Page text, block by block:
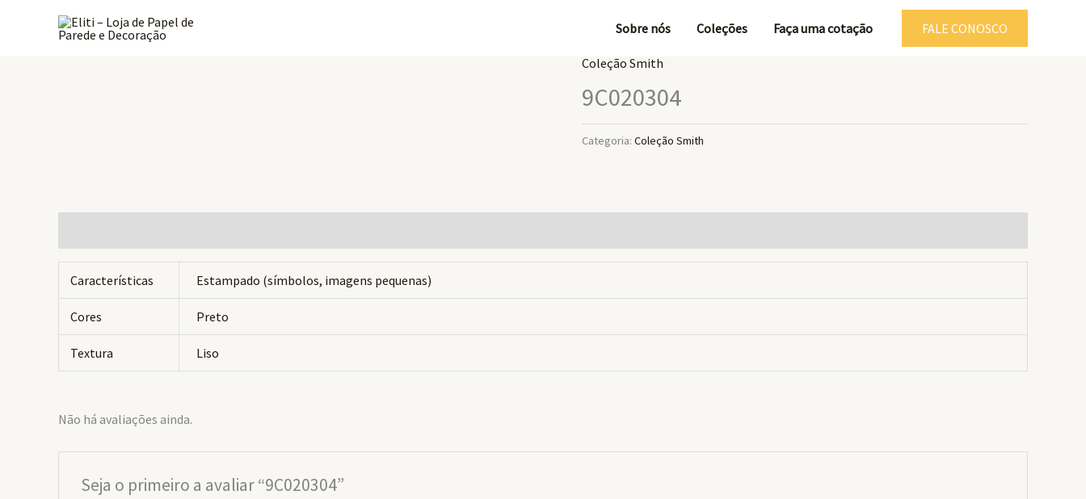
Sobre nós Coleções Faça uma cotação FALE CONOSCO
Coleção Smith
9C020304
Categoria: Coleção Smith
Características Estampado (símbolos, imagens pequenas)
Cores Preto
Textura Liso
Não há avaliações ainda.
Seja o primeiro a avaliar “9C020304”